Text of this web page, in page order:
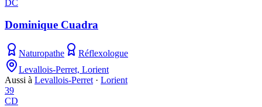
DC
Dominique Cuadra
Naturopathe
Réflexologue
Levallois-Perret, Lorient
Aussi à Levallois-Perret · Lorient
39
CD